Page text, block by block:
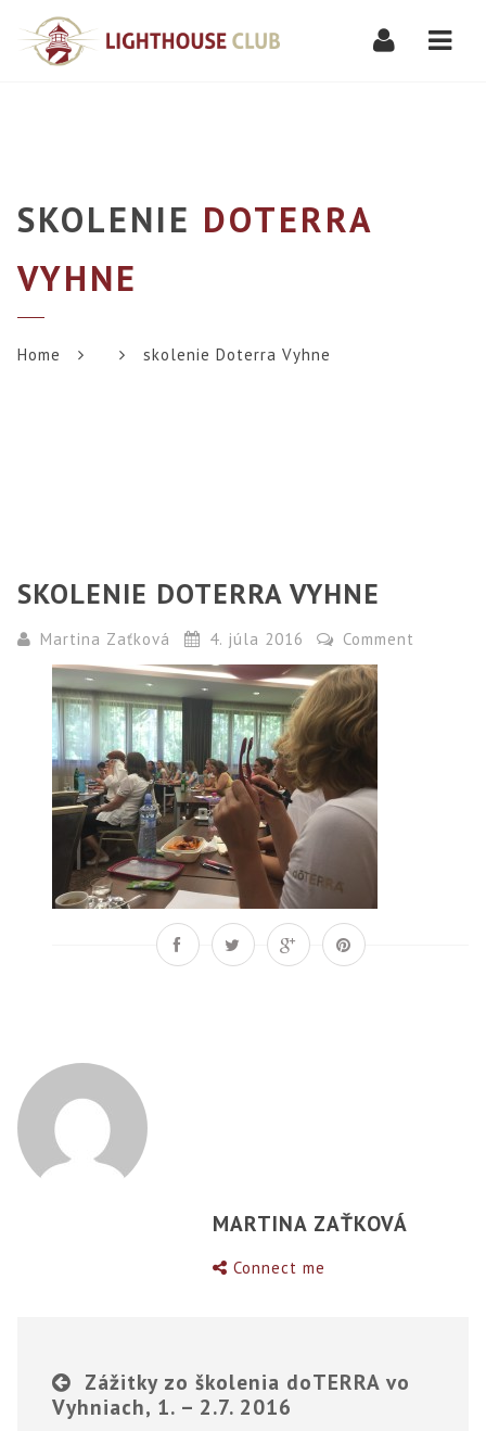
SKOLENIE DOTERRA
VYHNE
Home skolenie Doterra Vyhne
SKOLENIE DOTERRA VYHNE
Martina Zaťková 4. júla 2016 Comment
MARTINA ZAŤKOVÁ
Connect me
Zážitky zo školenia doTERRA vo
Vyhniach, 1. – 2.7. 2016